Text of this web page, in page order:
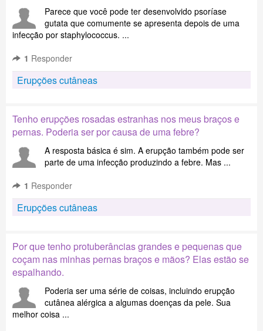
Parece que você pode ter desenvolvido psoríase
gutata que comumente se apresenta depois de uma
infecção por staphylococcus. ...
1 Responder
Erupções cutâneas
Tenho erupções rosadas estranhas nos meus braços e
pernas. Poderia ser por causa de uma febre?
A resposta básica é sim. A erupção também pode ser
parte de uma infecção produzindo a febre. Mas ...
1 Responder
Erupções cutâneas
Por que tenho protuberâncias grandes e pequenas que
coçam nas minhas pernas braços e mãos? Elas estão se
espalhando.
Poderia ser uma série de coisas, incluindo erupção
cutânea alérgica a algumas doenças da pele. Sua
melhor coisa ...